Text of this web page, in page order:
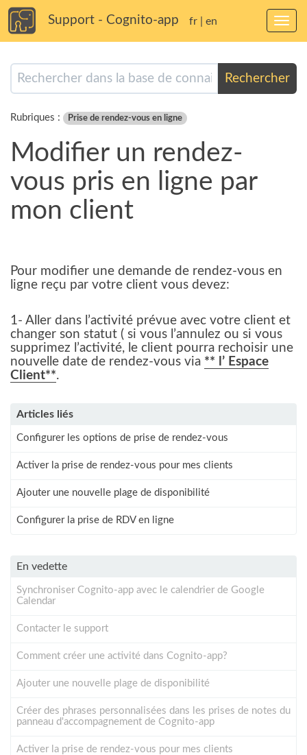
Support - Cognito-app fr en
Rechercher
Rubriques : Prise de rendez-vous en ligne
Modifier un rendez-
vous pris en ligne par
mon client
Pour modifier une demande de rendez-vous en
ligne reçu par votre client vous devez:
1- Aller dans l’activité prévue avec votre client et
changer son statut ( si vous l’annulez ou si vous
supprimez l’activité, le client pourra rechoisir une
nouvelle date de rendez-vous via ** l’ Espace
Client**.
Articles liés
Configurer les options de prise de rendez-vous
Activer la prise de rendez-vous pour mes clients
Ajouter une nouvelle plage de disponibilité
Configurer la prise de RDV en ligne
En vedette
Synchroniser Cognito-app avec le calendrier de Google
Calendar
Contacter le support
Comment créer une activité dans Cognito-app?
Ajouter une nouvelle plage de disponibilité
Créer des phrases personnalisées dans les prises de notes du
panneau d'accompagnement de Cognito-app
Activer la prise de rendez-vous pour mes clients